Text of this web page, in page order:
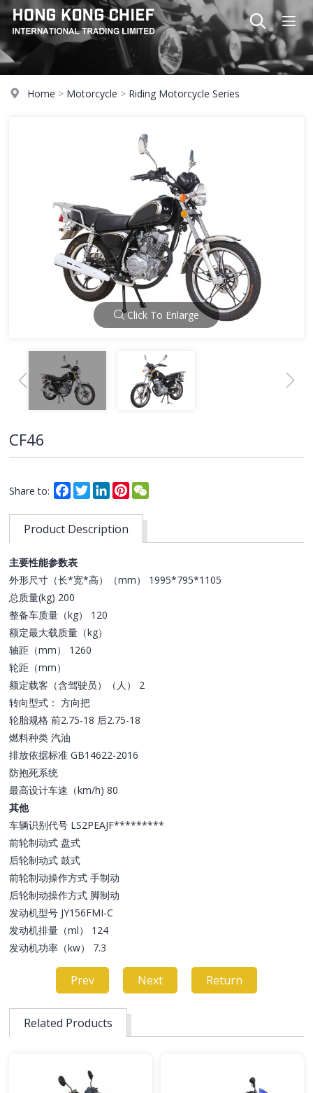
Home > Motorcycle > Riding Motorcycle Series
Click To Enlarge
CF46
Share to: Facebook
TwitterLinkedInPinterest
Product Description
主要性能参数表
外形尺寸（长*宽*高）（mm） 1995*795*1105
总质量(kg) 200
整备车质量（kg） 120
额定最大载质量（kg）
轴距（mm） 1260
轮距（mm）
额定载客（含驾驶员）（人） 2
转向型式： 方向把
轮胎规格 前2.75-18 后2.75-18
燃料种类 汽油
排放依据标准 GB14622-2016
防抱死系统
最高设计车速（km/h) 80
其他
车辆识别代号 LS2PEAJF*********
前轮制动式 盘式
后轮制动式 鼓式
前轮制动操作方式 手制动
后轮制动操作方式 脚制动
发动机型号 JY156FMI-C
发动机排量（ml） 124
发动机功率（kw） 7.3
Prev Next Return
Related Products